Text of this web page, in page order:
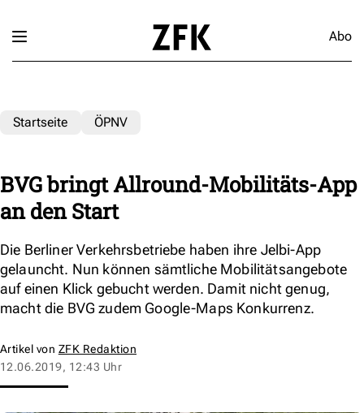
Abo
Startseite ÖPNV
BVG bringt Allround-Mobilitäts-App
an den Start
Die Berliner Verkehrsbetriebe haben ihre Jelbi-App
gelauncht. Nun können sämtliche Mobilitätsangebote
auf einen Klick gebucht werden. Damit nicht genug,
macht die BVG zudem Google-Maps Konkurrenz.
Artikel von ZFK Redaktion
12.06.2019, 12:43 Uhr